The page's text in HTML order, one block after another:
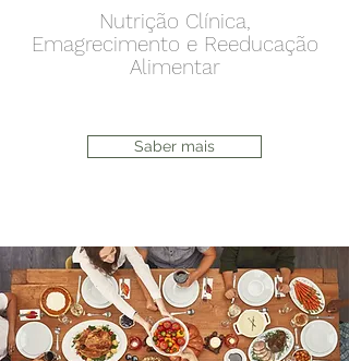
Nutrição Clínica,
Emagrecimento e Reeducação
Alimentar
Saber mais